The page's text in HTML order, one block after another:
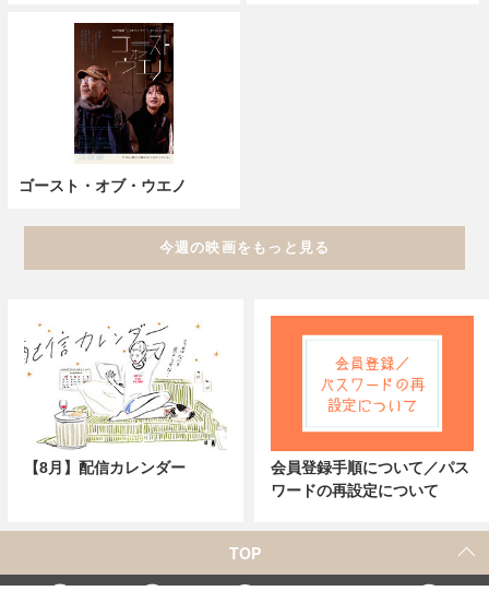
ゴースト・オブ・ウエノ
今週の映画をもっと見る
【8月】配信カレンダー
会員登録手順について／パス
ワードの再設定について
TOP